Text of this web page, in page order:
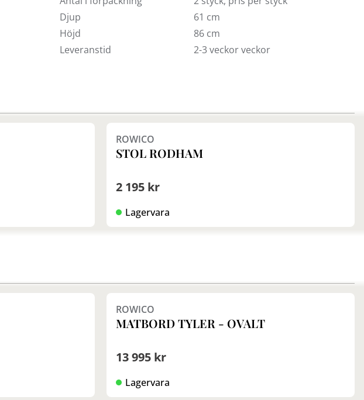
Djup
61 cm
Höjd
86 cm
Leveranstid
2-3 veckor veckor
Finns i fler val (11) Finns i fler val (4)
ROWICO
STOL RODHAM
2 195 kr
Lagervara
Finns i fler val (3) Finns i fler val (3)
ROWICO
MATBORD TYLER - OVALT
13 995 kr
Lagervara